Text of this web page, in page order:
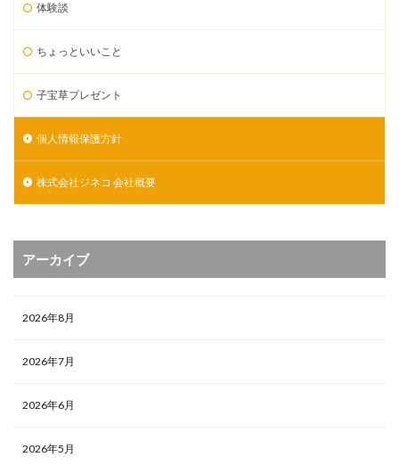
体験談
ちょっといいこと
子宝草プレゼント
個人情報保護方針
株式会社ジネコ 会社概要
アーカイブ
2026年8月
2026年7月
2026年6月
2026年5月